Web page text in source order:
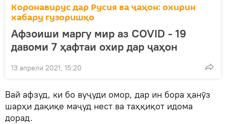
Коронавирус дар Русия ва ҷаҳон: охирин
хабару гузоришҳо
Афзоиши маргу мир аз COVID - 19
давоми 7 ҳафтаи охир дар ҷаҳон
13 апрели 2021, 15:20
Вай афзуд, ки бо вуҷуди омор, дар ин бора ҳанӯз
шарҳи дақиқе маҷуд нест ва таҳқиқот идома
дорад.